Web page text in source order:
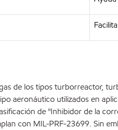
de los tipos turborreactor,
aeronáutico utilizados en
de "Inhibidor de la
con MIL-PRF-23699. Sin